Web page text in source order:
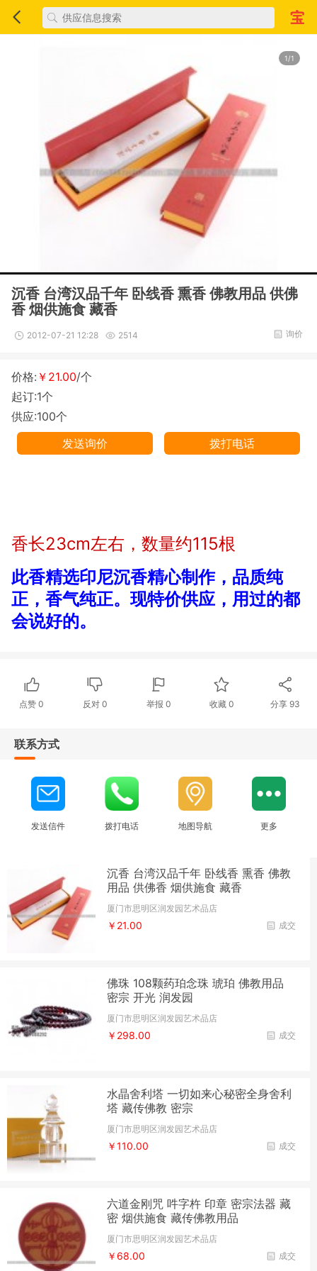
1/1
沉香 台湾汉品千年 卧线香 熏香 佛教用品 供佛
香 烟供施食 藏香
2012-07-21 12:28 2514 询价
价格: ￥21.00/个
起订:1个
供应:100个
发送询价
拨打电话
香长23cm左右，数量约115根
此香精选印尼沉香精心制作，品质纯
正，香气纯正。现特价供应，用过的都
会说好的。
点赞0 反对 0 举报 0 收藏 0 分享93
联系方式
发送信件 拨打电话 地图导航 更多
沉香 台湾汉品千年 卧线香 熏香 佛教
用品 供佛香 烟供施食 藏香
厦门市思明区润发园艺术品店
成交
￥21.00
佛珠 108颗药珀念珠 琥珀 佛教用品
密宗 开光 润发园
厦门市思明区润发园艺术品店
成交
￥298.00
水晶舍利塔 一切如来心秘密全身舍利
塔 藏传佛教 密宗
厦门市思明区润发园艺术品店
成交
￥110.00
六道金刚咒 吽字杵 印章 密宗法器 藏
密 烟供施食 藏传佛教用品
厦门市思明区润发园艺术品店
成交
￥68.00